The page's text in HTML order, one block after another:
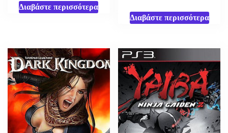
Διαβάστε περισσότερα
Διαβάστε περισσότερα